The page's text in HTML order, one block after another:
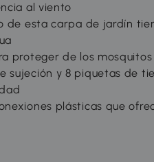
al viento
de esta carpa de jardín
proteger de los
sujeción y 8 piquetas de
plásticas que